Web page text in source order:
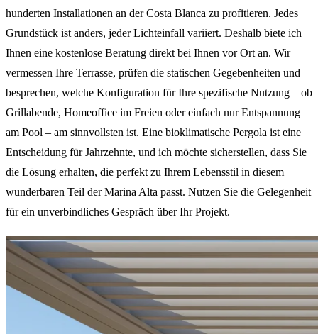
hunderten Installationen an der Costa Blanca zu profitieren. Jedes
Grundstück ist anders, jeder Lichteinfall variiert. Deshalb biete ich
Ihnen eine kostenlose Beratung direkt bei Ihnen vor Ort an. Wir
vermessen Ihre Terrasse, prüfen die statischen Gegebenheiten und
besprechen, welche Konfiguration für Ihre spezifische Nutzung – ob
Grillabende, Homeoffice im Freien oder einfach nur Entspannung
am Pool – am sinnvollsten ist. Eine bioklimatische Pergola ist eine
Entscheidung für Jahrzehnte, und ich möchte sicherstellen, dass Sie
die Lösung erhalten, die perfekt zu Ihrem Lebensstil in diesem
wunderbaren Teil der Marina Alta passt. Nutzen Sie die Gelegenheit
für ein unverbindliches Gespräch über Ihr Projekt.